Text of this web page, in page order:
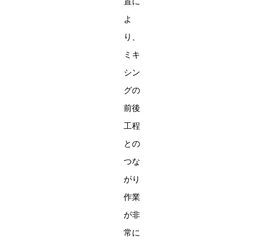
よ
り、
ミキ
シン
グの
前後
工程
との
つな
がり
作業
が非
常に